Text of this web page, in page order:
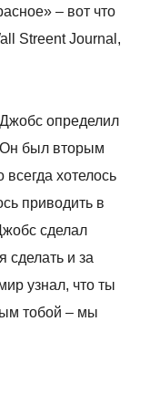
– вот что
Streent Journal,
определил
был вторым
хотелось
приводить в
сделал
сделать и за
узнал, что ты
тобой – мы